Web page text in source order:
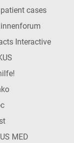
cases
Interactive
MED